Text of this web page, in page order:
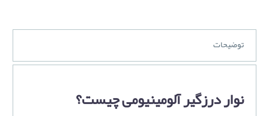
توضیحات
نوار درزگیر آلومینیومی چیست؟